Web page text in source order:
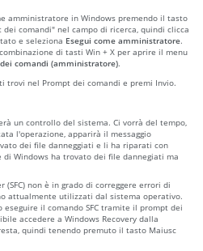
amministratore in Windows premendo il tasto
comandi" nel campo di ricerca, quindi clicca
e seleziona Esegui come amministratore.
di tasti Win + X per aprire il menu
comandi (amministratore).
trovi nel Prompt dei comandi e premi Invio.
un controllo del sistema. Ci vorrà del tempo,
l'operazione, apparirà il messaggio
dei file danneggiati e li ha riparati con
di Windows ha trovato dei file dannegiati ma
(SFC) non è in grado di correggere errori di
attualmente utilizzati dal sistema operativo.
il comando SFC tramite il prompt dei
accedere a Windows Recovery dalla
quindi tenendo premuto il tasto Maiusc